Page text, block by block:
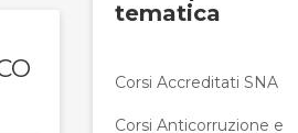
tematica
Corsi Accreditati SNA
Corsi Anticorruzione e